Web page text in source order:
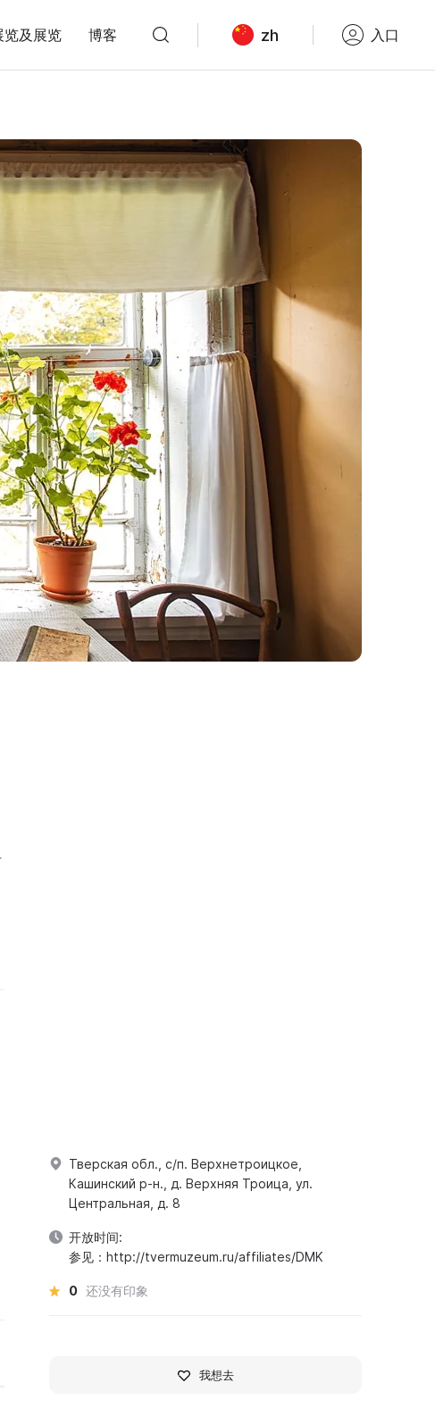
览及展览 博客 zh 入口
Тверская обл., с/п. Верхнетроицкое,
Кашинский р-н., д. Верхняя Троица, ул.
Центральная, д. 8
开放时间:
参见：http://tvermuzeum.ru/affiliates/DMK
0 还没有印象
我想去